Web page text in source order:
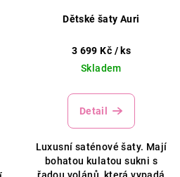
Dětské šaty Auri
3 699 Kč / ks
Skladem
Detail
Luxusní saténové šaty. Mají
bohatou kulatou sukni s